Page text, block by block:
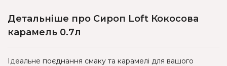
Детальніше про Сироп Loft Кокосова
карамель 0.7л
Ідеальне поєднання смаку та карамелі для вашого